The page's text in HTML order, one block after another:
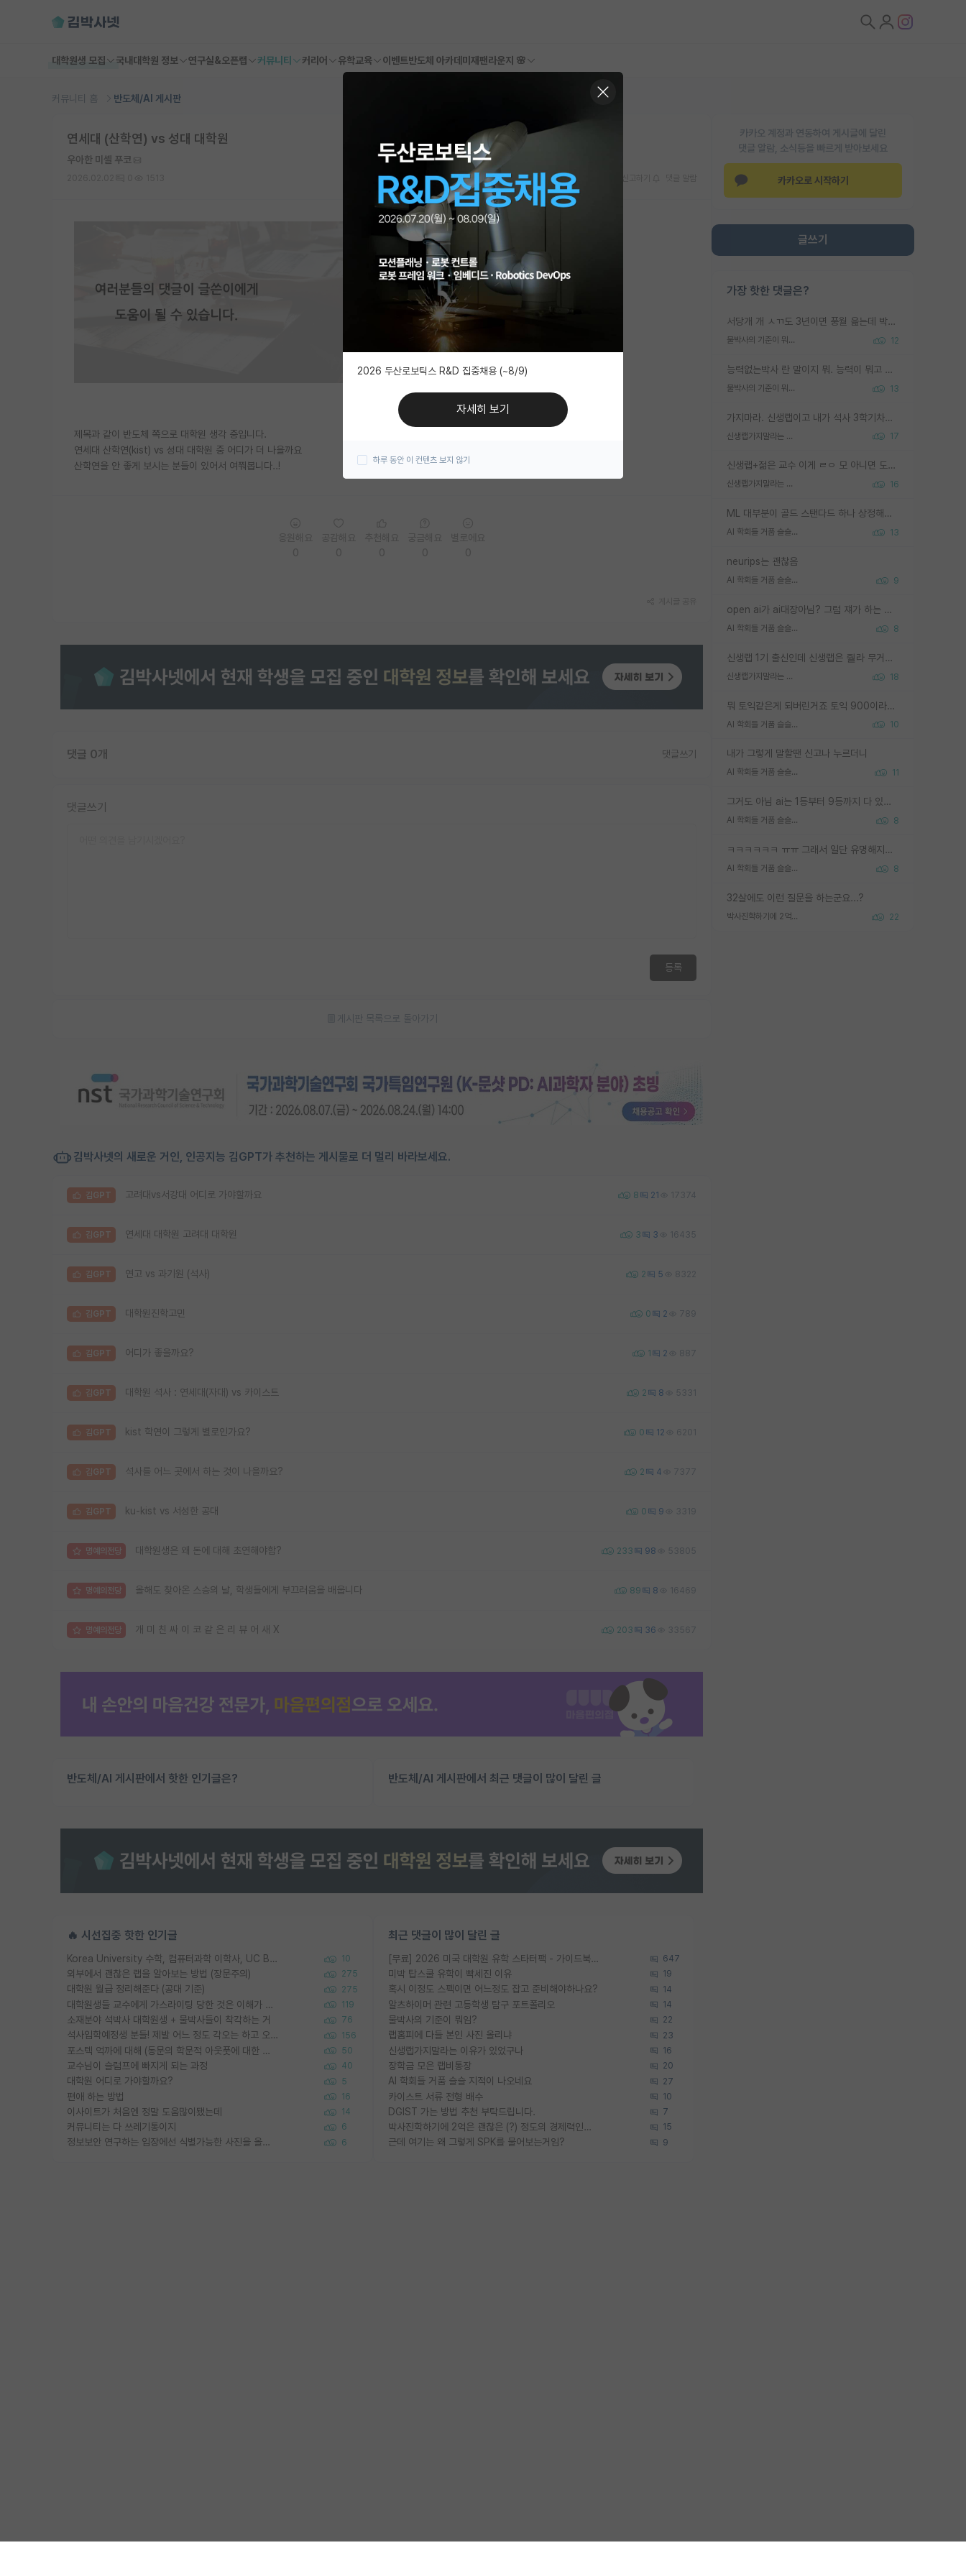
대학원생 모집 국내대학원 정보 연구실&오픈랩 커뮤니티 커리어 유학교육 이벤트반도체 아카데미 재팬라운지 🌸
커뮤니티 홈 반도체/AI 게시판
카카오 계정과 연동하여 게시글에 달린
댓글 알람, 소식등을 빠르게 받아보세요
카카오로 시작하기
글쓰기
가장 핫한 댓글은?
서당개 개 ㅅㄲ도 3년이면 풍월 읊는데 박사 5년 이상 대리고 있으면서 물된건 교수 탓 맞는ㄱ게 거기가 서당이 아니란 소리임
물박사의 기준이 뭐임? 12
능력없는박사 란 말이지 뭐. 능력이 뭐고 능력이 있다는게 뭔지는 사람마다 기준이 다르니까 얘기해봐야 서로 자기 기준만 얘기해서 논쟁이 끝이 안나고. 주위에서 능력있고 야심있는 신입생이 교수가 유의미한 피드백을 아예 안주면서 제대로된 과제에 참여해볼 기회도 제공하지 않고 잡일 뺑뺑이만 돌려서 맨날 단순작업만 하면서 밤새다가 눈빛이 점점 죽어가는걸 본 사람은 물박사는 교수탓이라고 하고, 교수는 이것저것 알려도 주고 기회도 주고 사수 동기 붙여주면서 어떻게든 끌고가려고 하는데 본인이 매일 뺀질거리면서 출근 하는둥마는둥 하다가 기껏 와서도 폰이나 쳐다보다가 실험 망치고 저녁약속있어서 먼저 가볼게요~ 하는걸 본 사람은 물박사는 본인탓이라고 함.
물박사의 기준이 뭐임? 13
가지마라. 신생랩이고 내가 석사 3학기차인데 최고참인데 나도 아무것도 모르는데 교수가 후배들 왜 논문 교육 안시키냐. 논문 왜 안 써오냐 닦달한다
신생랩가지말라는 이유가 있었구나 17
신생랩+젊은 교수 이게 ㄹㅇ 모 아니면 도인듯.
신생랩가지말라는 이유가 있었구나 16
ML 대부분이 골드 스탠다드 하나 상정해놓고 (벤치마크 데이터셋이 여러 개면 여러 개 상정) 그거 얼마나 잘 맞추나 싸움임 가끔 번뜩이는 설계 철학을 보여주는 논문들도 있지만 대부분 그거 성적 얼마나 더 올리느라에 혈안이 되어 있는 측면이 잇음
AI 학회들 거품 슬슬 지적이 나오네요 13
neurips는 괜찮음
AI 학회들 거품 슬슬 지적이 나오네요 9
open ai가 ai대장아님? 그럼 쟤가 하는 말이 다 맞겠네
AI 학회들 거품 슬슬 지적이 나오네요 8
신생랩 1기 출신인데 신생랩은 줠라 무거운 바벨 같은거임. 들면 대박인데 못들면 깔려 죽음. 아무도 알려주지 않는 환경에서 자생해야하지만, 일단 살아남았다면 그 어떤 사람보다 악착같고 생존력 높은 사람으로 거듭날 수 있음
신생랩가지말라는 이유가 있었구나 18
뭐 토익같은게 되버린거죠 토익 900이라고 영어잘하는건 아닙니다만 잘하는사람은 다 900을 넘는 그런
AI 학회들 거품 슬슬 지적이 나오네요 10
내가 그렇게 말할땐 신고나 누르더니
AI 학회들 거품 슬슬 지적이 나오네요 11
그거도 아님 ai는 1등부터 9등까지 다 있음 그거도 없는 사람은 뭐냐 교수가 그냥 못하게 한거 1등급도 교수가 막으면 안됨
AI 학회들 거품 슬슬 지적이 나오네요 8
ㅋㅋㅋㅋㅋㅋ ㅠㅠ 그래서 일단 유명해지는게 중요한거같습니다
AI 학회들 거품 슬슬 지적이 나오네요 8
32살에도 이런 질문을 하는군요...?
박사진학하기에 2억은 괜찮은 (?) 정도의 경제력인가요 22
연세대 (산학연) vs 성대 대학원
우아한 미셸 푸코
제목과 같이 반도체 쪽으로 대학원 생각 중입니다.
연세대 산학연(kist) vs 성대 대학원 중 어디가 더 나을까요
산학연을 안 좋게 보시는 분들이 있어서 여쭤봅니다..!
댓글 0개 댓글쓰기
댓글쓰기
등록
게시판 목록으로 돌아가기
김박사넷의 새로운 거인, 인공지능 김GPT가 추천하는 게시물로 더 멀리 바라보세요.
김GPT 고려대vs서강대 어디로 가야할까요 8 21 17374
김GPT 연세대 대학원 고려대 대학원 3 3 16435
김GPT 연고 vs 과기원 (석사) 2 5 8322
김GPT 대학원진학고민 0 2 789
김GPT 어디가 좋을까요? 1 2 887
김GPT 대학원 석사 : 연세대(자대) vs 카이스트 2 8 5331
김GPT kist 학연이 그렇게 별로인가요? 0 12 6201
김GPT 석사를 어느 곳에서 하는 것이 나을까요? 2 4 7377
김GPT ku-kist vs 서성한 공대 0 9 3319
명예의전당 대학원생은 왜 돈에 대해 초연해야함? 233 98 53805
명예의전당 올해도 찾아온 스승의 날, 학생들에게 부끄러움을 배웁니다 89 8 16469
명예의전당 개 미 친 싸 이 코 같 은 리 뷰 어 새 X 203 36 33567
반도체/AI 게시판에서 핫한 인기글은? 반도체/AI 게시판에서 최근 댓글이 많이 달린 글
🔥 시선집중 핫한 인기글
Korea University 수학, 컴퓨터과학 이학사, UC Berkeley 산업공학 대학원 공학박사가 되는 것은 쉽지 않겠죠? 10
외부에서 괜찮은 랩을 알아보는 방법 (장문주의) 275
대학원 월급 정리해준다 (공대 기준) 275
대학원생들 교수에게 가스라이팅 당한 것은 이해가 갑니다. 안타깝네요. 119
소재분야 석박사 대학원생 + 물박사들이 착각하는 거 76
석사입학예정생 분들! 제발 어느 정도 각오는 하고 오세요. 156
포스텍 억까에 대해 (동문의 학문적 아웃풋에 대한 반박) 50
교수님이 슬럼프에 빠지게 되는 과정 40
대학원 어디로 가야할까요? 5
편애 하는 방법 16
이사이트가 처음엔 정말 도움많이됐는데 14
커뮤니티는 다 쓰레기통이지 6
정보보안 연구하는 입장에선 식별가능한 사진을 올리는건 비추이긴함 6
최근 댓글이 많이 달린 글
[무료] 2026 미국 대학원 유학 스타터팩 - 가이드북 & 합격자 컨택메일 템플릿 647
미박 탑스쿨 유학이 빡세진 이유 19
혹시 이정도 스펙이면 어느정도 잡고 준비해야하나요? 14
알츠하이머 관련 고등학생 탐구 포트폴리오 14
물박사의 기준이 뭐임? 22
랩홈피에 다들 본인 사진 올리냐 23
신생랩가지말라는 이유가 있었구나 16
장학금 모은 랩비통장 20
AI 학회들 거품 슬슬 지적이 나오네요 27
카이스트 서류 전형 배수 10
DGIST 가는 방법 추천 부탁드립니다. 7
박사진학하기에 2억은 괜찮은 (?) 정도의 경제력인가요 15
근데 여기는 왜 그렇게 SPK를 물어보는거임? 9
2026 두산로보틱스 R&D 집중채용 (~8/9)
자세히 보기
하루 동안 이 컨텐츠 보지 않기